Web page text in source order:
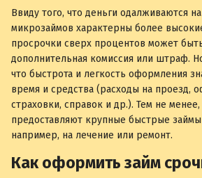
Ввиду того, что деньги одалживаются
микрозаймов характерны более
просрочки сверх процентов может
дополнительная комиссия или штраф.
что быстрота и легкость оформления
время и средства (расходы на проезд,
страховки, справок и др.). Тем не
предоставляют крупные быстрые
например, на лечение или ремонт.
Как оформить займ